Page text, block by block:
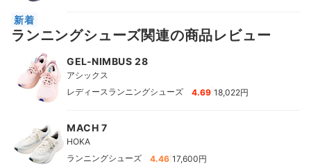
新着
ランニングシューズ関連の商品レビュー
GEL-NIMBUS 28
アシックス
レディースランニングシューズ
4.69 18,022円
MACH 7
HOKA
ランニングシューズ
4.46 17,600円